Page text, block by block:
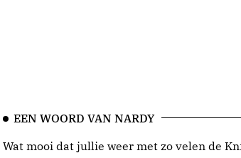
EEN WOORD VAN NARDY
Wat mooi dat jullie weer met zo velen de